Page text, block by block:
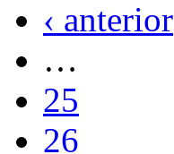
‹ anterior
…
25
26